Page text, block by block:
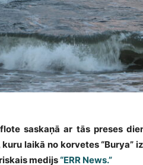
saskaņā ar tās preses
laikā no korvetes “Burya”
medijs“ERR News.”